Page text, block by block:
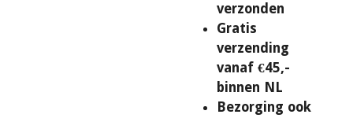
verzonden
Gratis
verzending
vanaf €45,-
binnen NL
Bezorging ook